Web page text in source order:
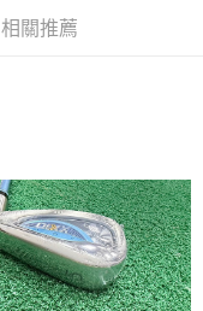
相關推薦